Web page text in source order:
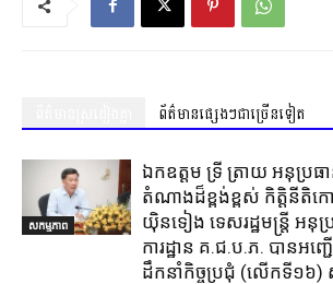
ព័ត៌មានផ្សេងៗជាច្រើនទៀត
សកម្មភាព
ឯកឧត្តម ទ្រី ត្រាយ អនុប្រ
តំណាងដ៏ខ្ពង់ខ្ពស់ កិត្តិនី
យ៉ិនទៀង ទេសរដ្ឋមន្ត្រី អនុ
ការដ្ឋាន គ.ជ.ប.ភ. បានអ
ដឹកនាំកិច្ចប្រជុំ (លេីកទី១៦)